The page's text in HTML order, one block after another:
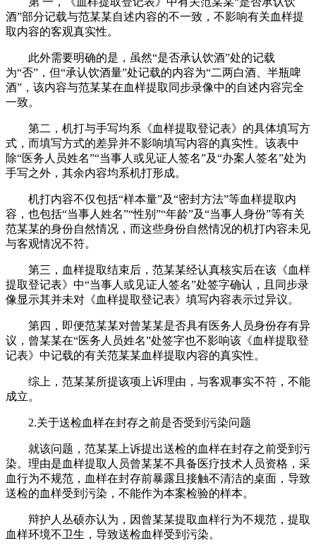
酒”部分记载与范某某自述内容的不一致，不影响有关血样提
取内容的客观真实性。
此外需要明确的是，虽然“是否承认饮酒”处的记载
为“否”，但“承认饮酒量”处记载的内容为“二两白酒、半瓶啤
酒”，该内容与范某某在血样提取同步录像中的自述内容完全
一致。
第二，机打与手写均系《血样提取登记表》的具体填写方
式，而填写方式的差异并不影响填写内容的真实性。该表中
除“医务人员姓名”“当事人或见证人签名”及“办案人签名”处为
手写之外，其余内容均系机打形成。
机打内容不仅包括“样本量”及“密封方法”等血样提取内
容，也包括“当事人姓名”“性别”“年龄”及“当事人身份”等有关
范某某的身份自然情况，而这些身份自然情况的机打内容未见
与客观情况不符。
第三，血样提取结束后，范某某经认真核实后在该《血样
提取登记表》中“当事人或见证人签名”处签字确认，且同步录
像显示其并未对《血样提取登记表》填写内容表示过异议。
第四，即便范某某对曾某某是否具有医务人员身份存有异
议，曾某某在“医务人员姓名”处签字也不影响该《血样提取登
记表》中记载的有关范某某血样提取内容的真实性。
综上，范某某所提该项上诉理由，与客观事实不符，不能
成立。
2.关于送检血样在封存之前是否受到污染问题
就该问题，范某某上诉提出送检的血样在封存之前受到污
染。理由是血样提取人员曾某某不具备医疗技术人员资格，采
血行为不规范，血样在封存前暴露且接触不清洁的桌面，导致
送检的血样受到污染，不能作为本案检验的样本。
辩护人丛硕亦认为，因曾某某提取血样行为不规范，提取
血样环境不卫生，导致送检血样受到污染。